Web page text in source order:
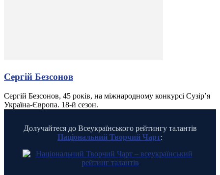
Сергій Безсонов
Сергій Безсонов, 45 років, на міжнародному конкурсі Сузір’я
Україна-Європа. 18-й сезон.
Долучайтеся до Всеукраїнського рейтингу талантів
Національний Творчий Чарт: